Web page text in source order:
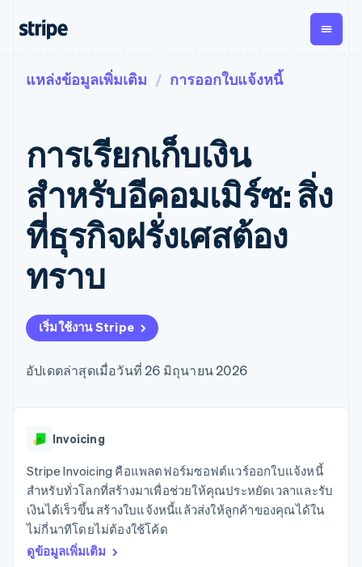
การชำระเงิน
การชำระเงิน
ออนไลน์
Payment links
การชำระเงิน
แบบไม่ต้อง
เขียนโค้ด
Checkout
UI การชำระ
เงินสำเร็จรูป
Elements
องค์ประกอบ UI
วิธีการชำระ
เงิน
มากกว่า 125
Authorization
ยกระดับการ
ชำระเงิน
Link
รวดเร็วขึ้น
รายรับ
รายรับตาม
แบบแผนล่วง
หน้า
Metronome
การเรียกเก็บ
เงินตามการ
ใช้งาน
การชำระเงิน
ตามรอบบิล
ตามแบบแผน
ล่วงหน้า
Tax
ขายและ VAT
อัตโนมัติ
Revenue
ทำบัญชี
Sigma
รายงานที่
ออกแบบเอง
Data
Pipeline
การ
Global
Payouts
เบิกจ่าย
ให้กับ
บุคคลที่
สาม
การชำ
เงินสำ
ตามขั้น
ตามกรณีใช้งาน
การค้าแบบใช้เอเจนต์
อีคอมเมิร์ซ
ธุรกิจทั่วโลก
การชำระเงินในแอป
มาร์เก็ตเพลส
การจัดการเงิน
แพลตฟอร์ม
บริษัท AI
แวดวงครีเอเตอร์
เกม
การบริการ การเดินทาง
เอกสารประกอบ
ไลบรารีและ SDK
Stripe Apps
คู่มือ
มาร์เก็ตเพลส
จัดการการชำระเงินตาม
รอบบิล
เสนอการเรียกเก็บเงินตาม
การใช้งาน
แหล่งข้อมูล
การเชื่อมต่อการทำงาน
เรียนรู้
คู่มือ
การสนับสนุน
รับการสนับสนุน
การติดต่อ
ติดต่อฝ่ายขาย
แหล่งข้อมูลเพิ่มเติม การออกใบแจ้งหนี้
การเรียกเก็บเงิน
สำหรับอีคอมเมิร์ซ: สิ่ง
ที่ธุรกิจฝรั่งเศสต้อง
ทราบ
เริ่มใช้งาน Stripe
อัปเดตล่าสุดเมื่อวันที่ 26 มิถุนายน 2026
Invoicing
Stripe Invoicing คือแพลตฟอร์มซอฟต์แวร์ออกใบแจ้งหนี้
สำหรับทั่วโลกที่สร้างมาเพื่อช่วยให้คุณประหยัดเวลาและรับ
เงินได้เร็วขึ้น สร้างใบแจ้งหนี้แล้วส่งให้ลูกค้าของคุณได้ใน
ไม่กี่นาทีโดยไม่ต้องใช้โค้ด
ดูข้อมูลเพิ่มเติม